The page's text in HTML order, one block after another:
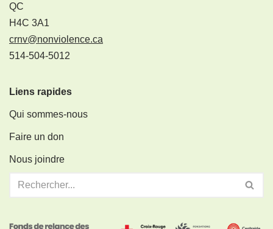
QC
H4C 3A1
crnv@nonviolence.ca
514-504-5012
Liens rapides
Qui sommes-nous
Faire un don
Nous joindre